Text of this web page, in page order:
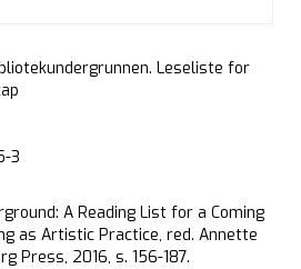
Leseliste for
3
A Reading List for a Coming
as Artistic Practice, red. Annette
Press, 2016, s. 156-187.